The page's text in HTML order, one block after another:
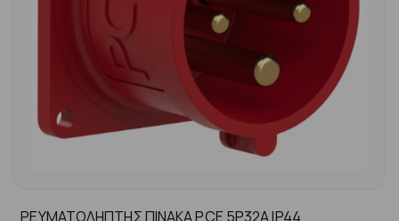
ΡΕΥΜΑΤΟΛΗΠΤΗΣ ΠΙΝΑΚΑ PCE 5P32A ΙP44